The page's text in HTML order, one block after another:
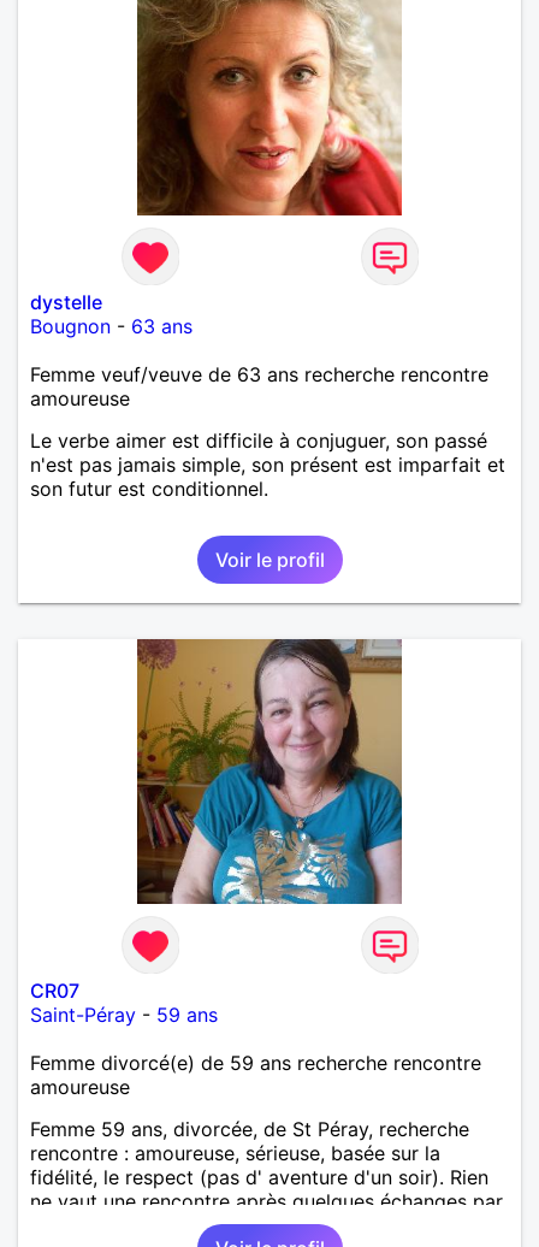
dystelle
Bougnon - 63 ans
Femme veuf/veuve de 63 ans recherche rencontre
amoureuse
Le verbe aimer est difficile à conjuguer, son passé
n'est pas jamais simple, son présent est imparfait et
son futur est conditionnel.
Voir le profil
CR07
Saint-Péray - 59 ans
Femme divorcé(e) de 59 ans recherche rencontre
amoureuse
Femme 59 ans, divorcée, de St Péray, recherche
rencontre : amoureuse, sérieuse, basée sur la
fidélité, le respect (pas d' aventure d'un soir). Rien
ne vaut une rencontre après quelques échanges par
messages pour savoir si il y a un feeling entre les